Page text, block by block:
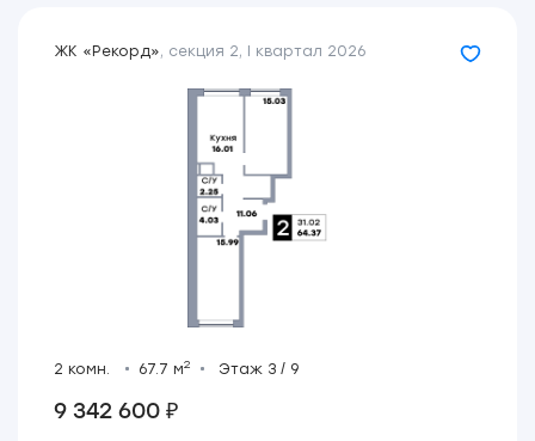
ЖК «Рекорд», секция 2, I квартал 2026
2 комн. 67.7 м2 Этаж 3 / 9
9 342 600 ₽